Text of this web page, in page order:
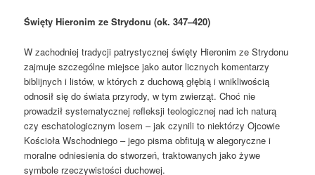
Święty Hieronim ze Strydonu (ok. 347–420)
W zachodniej tradycji patrystycznej święty Hieronim ze Strydonu
zajmuje szczególne miejsce jako autor licznych komentarzy
biblijnych i listów, w których z duchową głębią i wnikliwością
odnosił się do świata przyrody, w tym zwierząt. Choć nie
prowadził systematycznej refleksji teologicznej nad ich naturą
czy eschatologicznym losem – jak czynili to niektórzy Ojcowie
Kościoła Wschodniego – jego pisma obfitują w alegoryczne i
moralne odniesienia do stworzeń, traktowanych jako żywe
symbole rzeczywistości duchowej.